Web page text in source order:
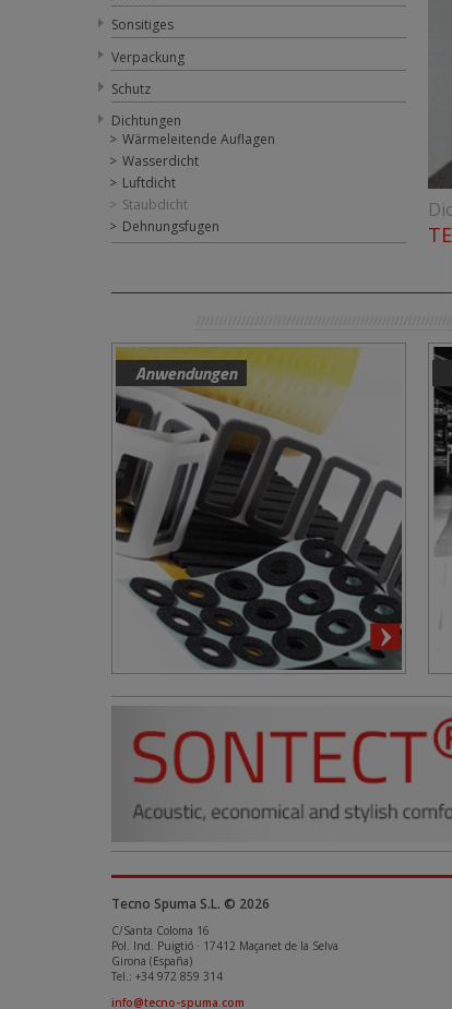
Sonsitiges
Verpackung
Schutz
Dichtungen
Wärmeleitende Auflagen
Wasserdicht
Luftdicht
Staubdicht
Dehnungsfugen
Anwendungen
Tecno Spuma S.L. © 2026
C/Santa Coloma 16
Pol. Ind. Puigtió · 17412 Maçanet de la Selva
Girona (España)
Tel.: +34 972 859 314
info@tecno-spuma.com